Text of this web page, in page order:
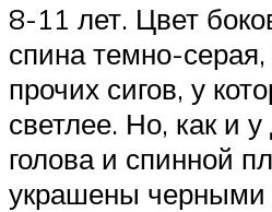
8-11 лет. Цвет
спина темно-
прочих сигов, у
светлее. Но, как и у
голова и спинной
украшены черными